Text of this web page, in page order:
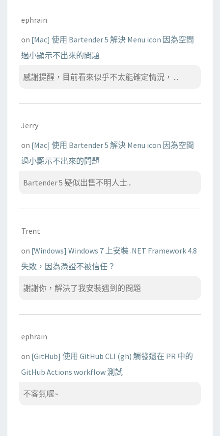
ephrain
on [Mac] 使用 Bartender 5 解決 Menu icon 因為空間
過小顯示不出來的問題
感謝提醒，目前看來似乎不太能確定情況， ...
Jerry
on [Mac] 使用 Bartender 5 解決 Menu icon 因為空間
過小顯示不出來的問題
Bartender 5 疑似出售不明人士...
Trent
on [Windows] Windows 7 上安裝 .NET Framework 4.8
失敗，因為憑證不被信任？
謝謝你，解決了我安裝遇到的問題
ephrain
on [GitHub] 使用 GitHub CLI (gh) 觸發還在 PR 中的
GitHub Actions workflow 測試
不客氣喔~